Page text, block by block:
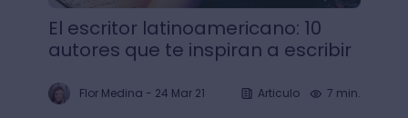
El escritor latinoamericano: 10
autores que te inspiran a escribir
Flor Medina - 24 Mar 21 Articulo 7 min.